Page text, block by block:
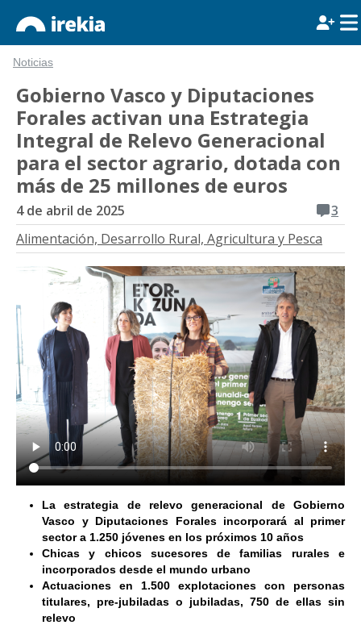
Noticias
Gobierno Vasco y Diputaciones
Forales activan una Estrategia
Integral de Relevo Generacional
para el sector agrario, dotada con
más de 25 millones de euros
4 de abril de 2025
3
Alimentación, Desarrollo Rural, Agricultura y Pesca
La estrategia de relevo generacional de Gobierno
Vasco y Diputaciones Forales incorporará al primer
sector a 1.250 jóvenes en los próximos 10 años
Chicas y chicos sucesores de familias rurales e
incorporados desde el mundo urbano
Actuaciones en 1.500 explotaciones con personas
titulares, pre-jubiladas o jubiladas, 750 de ellas sin
relevo